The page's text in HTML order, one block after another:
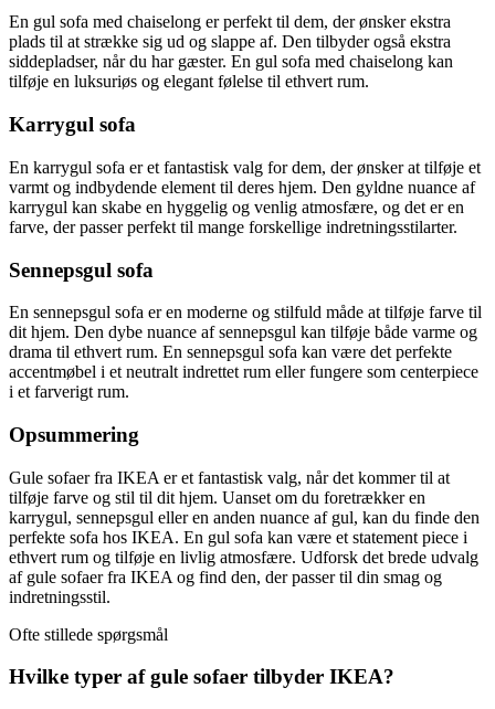
En gul sofa med chaiselong er perfekt til dem, der ønsker ekstra
plads til at strække sig ud og slappe af. Den tilbyder også ekstra
siddepladser, når du har gæster. En gul sofa med chaiselong kan
tilføje en luksuriøs og elegant følelse til ethvert rum.
Karrygul sofa
En karrygul sofa er et fantastisk valg for dem, der ønsker at tilføje et
varmt og indbydende element til deres hjem. Den gyldne nuance af
karrygul kan skabe en hyggelig og venlig atmosfære, og det er en
farve, der passer perfekt til mange forskellige indretningsstilarter.
Sennepsgul sofa
En sennepsgul sofa er en moderne og stilfuld måde at tilføje farve til
dit hjem. Den dybe nuance af sennepsgul kan tilføje både varme og
drama til ethvert rum. En sennepsgul sofa kan være det perfekte
accentmøbel i et neutralt indrettet rum eller fungere som centerpiece
i et farverigt rum.
Opsummering
Gule sofaer fra IKEA er et fantastisk valg, når det kommer til at
tilføje farve og stil til dit hjem. Uanset om du foretrækker en
karrygul, sennepsgul eller en anden nuance af gul, kan du finde den
perfekte sofa hos IKEA. En gul sofa kan være et statement piece i
ethvert rum og tilføje en livlig atmosfære. Udforsk det brede udvalg
af gule sofaer fra IKEA og find den, der passer til din smag og
indretningsstil.
Ofte stillede spørgsmål
Hvilke typer af gule sofaer tilbyder IKEA?